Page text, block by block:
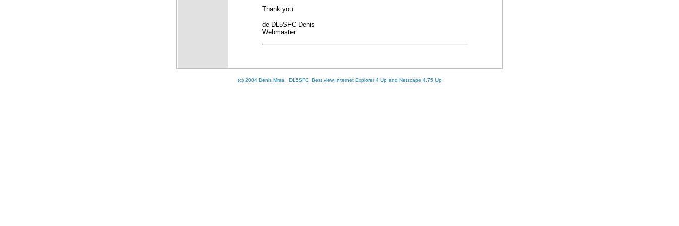
Thank you
de DL5SFC Denis
Webmaster
(c) 2004 Denis Mrsa DL5SFC Best view Internet Explorer 4 Up and Netscape 4.75 Up